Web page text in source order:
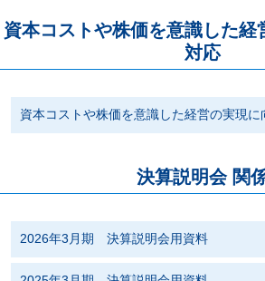
資本コストや株価を意識した経
対応
資本コストや株価を意識した経営の実現に
決算説明会 関
2026年3月期 決算説明会用資料